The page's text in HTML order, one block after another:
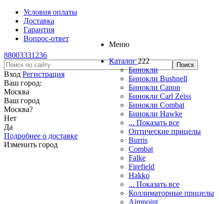
Условия оплаты
Доставка
Гарантия
Вопрос-ответ
88003331236
Вход Регистрация
Ваш город:
Москва
Ваш город
Москва?
Нет
Да
Подробнее о доставке
Изменить город
Меню
Каталог 222
Бинокли
Бинокли Bushnell
Бинокли Canon
Бинокли Carl Zeiss
Бинокли Combat
Бинокли Hawke
... Показать все
Оптические прицелы
Burris
Combat
Falke
Firefield
Hakko
... Показать все
Коллиматорные прицелы
Aimpoint